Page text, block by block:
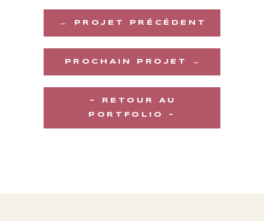
← PROJET PRÉCÉDENT
PROCHAIN PROJET →
~ RETOUR AU
PORTFOLIO ~